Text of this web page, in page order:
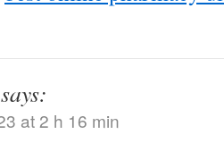
says:
at 2 h 16 min